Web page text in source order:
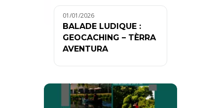
01/01/2026
BALADE LUDIQUE :
GEOCACHING – TÈRRA
AVENTURA